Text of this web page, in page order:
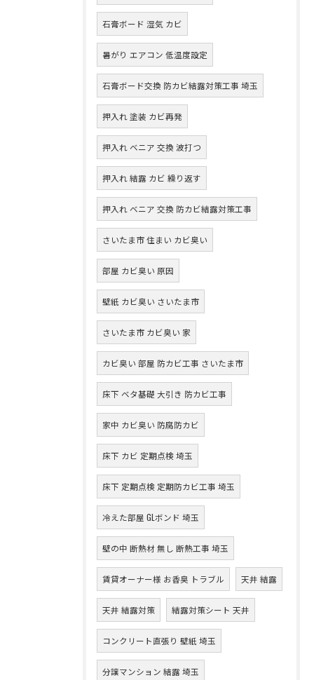
石膏ボード 湿気 カビ
暑がり エアコン 低温度設定
石膏ボード交換 防カビ結露対策工事 埼玉
押入れ 塗装 カビ再発
押入れ ベニア 交換 波打つ
押入れ 結露 カビ 繰り返す
押入れ ベニア 交換 防カビ結露対策工事
さいたま市 住まい カビ臭い
部屋 カビ臭い 原因
壁紙 カビ臭い さいたま市
さいたま市 カビ臭い 家
カビ臭い 部屋 防カビ工事 さいたま市
床下 ベタ基礎 大引き 防カビ工事
家中 カビ臭い 防腐防カビ
床下 カビ 定期点検 埼玉
床下 定期点検 定期防カビ工事 埼玉
冷えた部屋 GLボンド 埼玉
壁の中 断熱材 無し 断熱工事 埼玉
賃貸オーナー様 お香臭 トラブル 天井 結露
天井 結露対策 結露対策シート 天井
コンクリート直張り 壁紙 埼玉
分譲マンション 結露 埼玉